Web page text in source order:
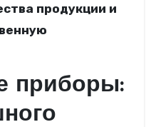
продукции и
приборы: